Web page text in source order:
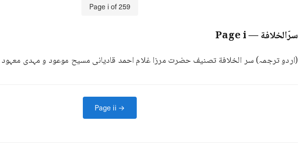
Page iof259
سرّالخلافة— Page
i
(اردو ترجمہ) سر الخلافة تصنیف حضرت مرزا غلام احمد قادیانی مسیح موعود و مہدی معہود
Page ii →